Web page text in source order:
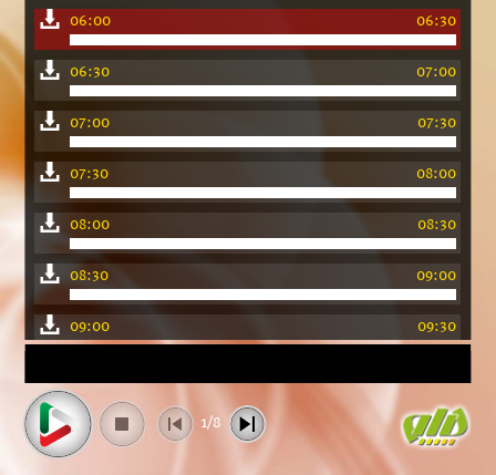
06:00
06:30
06:30
07:00
07:00
07:30
07:30
08:00
08:00
08:30
08:30
09:00
09:00
09:30
09:30
10:00
1/8